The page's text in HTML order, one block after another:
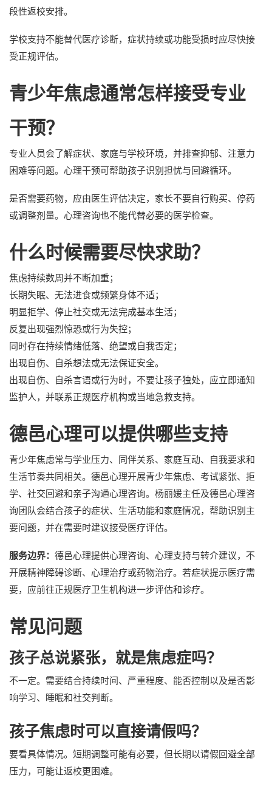
段性返校安排。
学校支持不能替代医疗诊断，症状持续或功能受损时应尽快接
受正规评估。
青少年焦虑通常怎样接受专业
干预？
专业人员会了解症状、家庭与学校环境，并排查抑郁、注意力
困难等问题。心理干预可帮助孩子识别担忧与回避循环。
是否需要药物，应由医生评估决定，家长不要自行购买、停药
或调整剂量。心理咨询也不能代替必要的医学检查。
什么时候需要尽快求助？
焦虑持续数周并不断加重；
长期失眠、无法进食或频繁身体不适；
明显拒学、停止社交或无法完成基本生活；
反复出现强烈惊恐或行为失控；
同时存在持续情绪低落、绝望或自我否定；
出现自伤、自杀想法或无法保证安全。
出现自伤、自杀言语或行为时，不要让孩子独处，应立即通知
监护人，并联系正规医疗机构或当地急救支持。
德邑心理可以提供哪些支持
青少年焦虑常与学业压力、同伴关系、家庭互动、自我要求和
生活节奏共同相关。德邑心理开展青少年焦虑、考试紧张、拒
学、社交回避和亲子沟通心理咨询。杨丽媛主任及德邑心理咨
询团队会结合孩子的症状、生活功能和家庭情况，帮助识别主
要问题，并在需要时建议接受医疗评估。
服务边界： 德邑心理提供心理咨询、心理支持与转介建议，不
开展精神障碍诊断、心理治疗或药物治疗。若症状提示医疗需
要，应前往正规医疗卫生机构进一步评估和诊疗。
常见问题
孩子总说紧张，就是焦虑症吗？
不一定。需要结合持续时间、严重程度、能否控制以及是否影
响学习、睡眠和社交判断。
孩子焦虑时可以直接请假吗？
要看具体情况。短期调整可能有必要，但长期以请假回避全部
压力，可能让返校更困难。